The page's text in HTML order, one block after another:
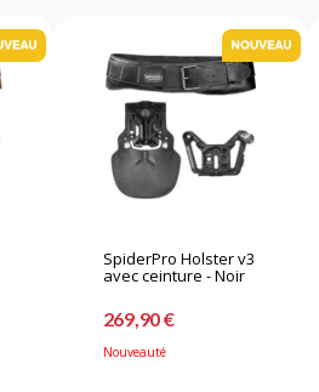
SpiderPro Holster v3
avec ceinture - Noir
269,90 €
Nouveauté